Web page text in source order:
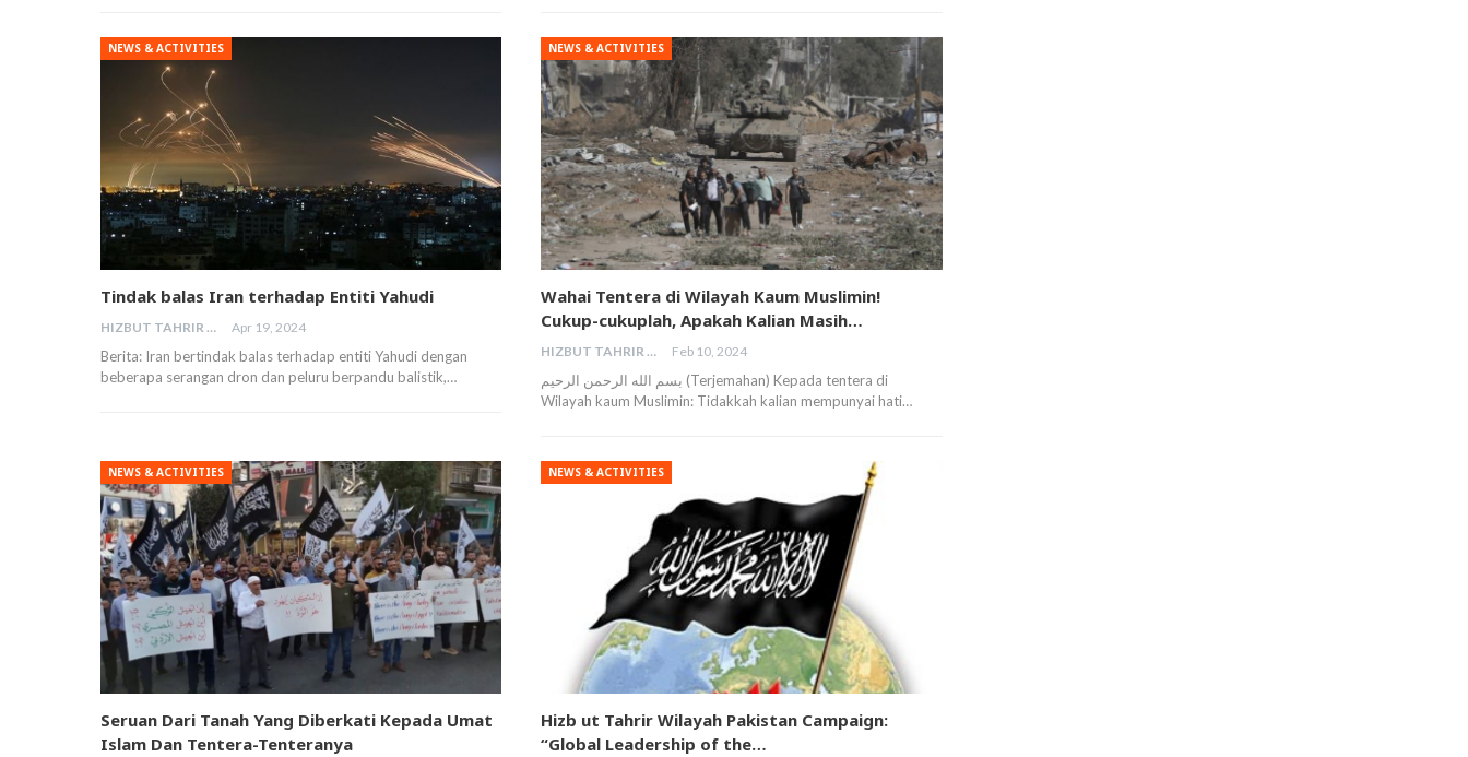
NEWS & ACTIVITIES
Tindak balas Iran terhadap Entiti Yahudi
HIZBUT TAHRIR MALAYSIA Apr 19, 2024
Berita: Iran bertindak balas terhadap entiti Yahudi dengan
beberapa serangan dron dan peluru berpandu balistik,…
NEWS & ACTIVITIES
Wahai Tentera di Wilayah Kaum Muslimin!
Cukup-cukuplah, Apakah Kalian Masih…
HIZBUT TAHRIR MALAYSIA Feb 10, 2024
بسم الله الرحمن الرحيم (Terjemahan) Kepada tentera di
Wilayah kaum Muslimin: Tidakkah kalian mempunyai hati…
NEWS & ACTIVITIES
Seruan Dari Tanah Yang Diberkati Kepada Umat
Islam Dan Tentera-Tenteranya
NEWS & ACTIVITIES
Hizb ut Tahrir Wilayah Pakistan Campaign:
“Global Leadership of the…